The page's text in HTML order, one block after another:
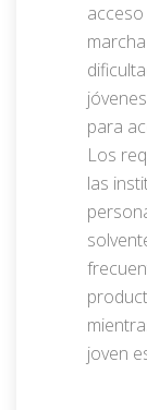
para
Los
las
joven